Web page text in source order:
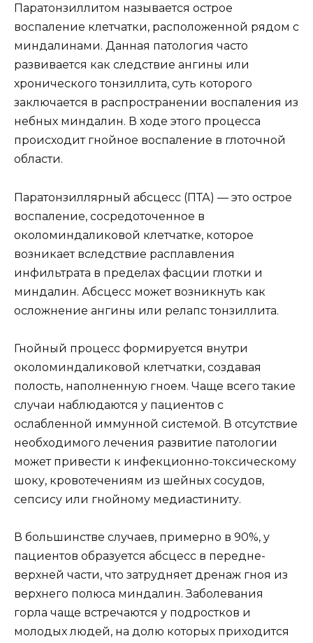
Паратонзиллитом называется острое
воспаление клетчатки, расположенной рядом с
миндалинами. Данная патология часто
развивается как следствие ангины или
хронического тонзиллита, суть которого
заключается в распространении воспаления из
небных миндалин. В ходе этого процесса
происходит гнойное воспаление в глоточной
области.
Паратонзиллярный абсцесс (ПТА) — это острое
воспаление, сосредоточенное в
околоминдаликовой клетчатке, которое
возникает вследствие расплавления
инфильтрата в пределах фасции глотки и
миндалин. Абсцесс может возникнуть как
осложнение ангины или релапс тонзиллита.
Гнойный процесс формируется внутри
околоминдаликовой клетчатки, создавая
полость, наполненную гноем. Чаще всего такие
случаи наблюдаются у пациентов с
ослабленной иммунной системой. В отсутствие
необходимого лечения развитие патологии
может привести к инфекционно-токсическому
шоку, кровотечениям из шейных сосудов,
сепсису или гнойному медиастиниту.
В большинстве случаев, примерно в 90%, у
пациентов образуется абсцесс в передне-
верхней части, что затрудняет дренаж гноя из
верхнего полюса миндалин. Заболевания
горла чаще встречаются у подростков и
молодых людей, на долю которых приходится